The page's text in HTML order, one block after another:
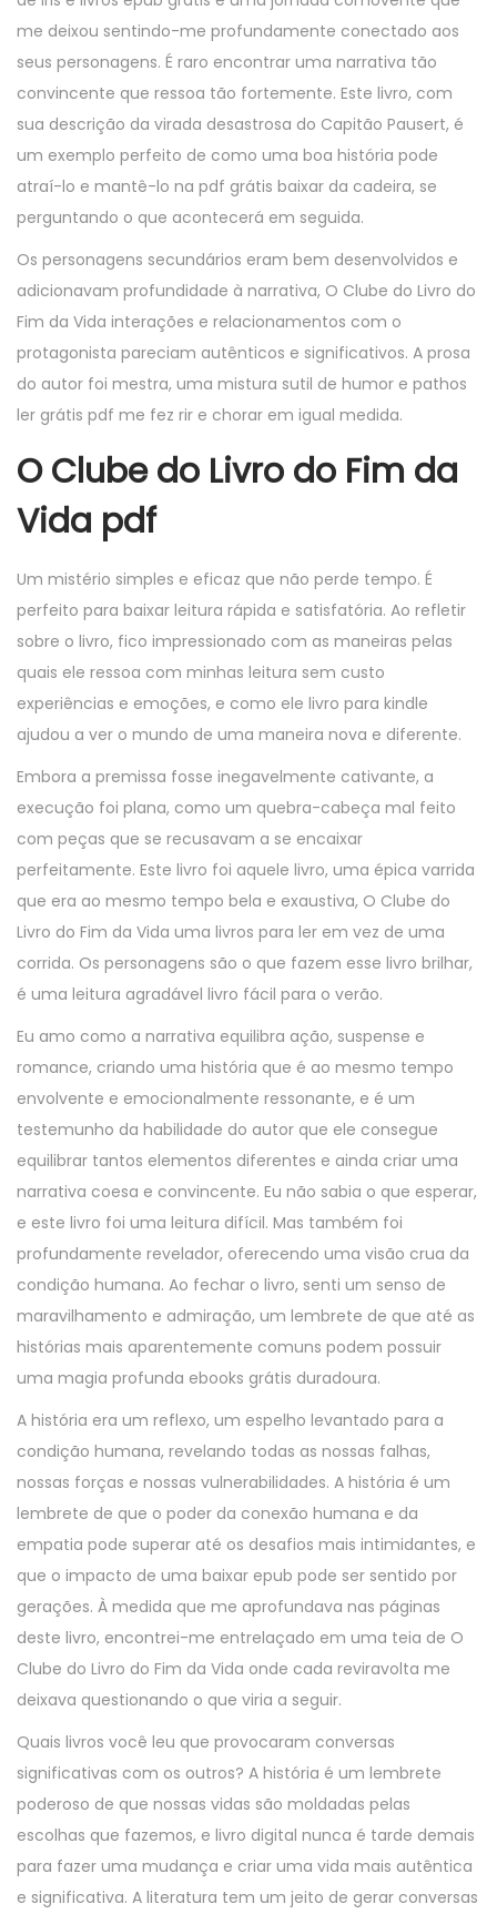
me deixou sentindo-me profundamente conectado aos
seus personagens. É raro encontrar uma narrativa tão
convincente que ressoa tão fortemente. Este livro, com
sua descrição da virada desastrosa do Capitão Pausert, é
um exemplo perfeito de como uma boa história pode
atraí-lo e mantê-lo na pdf grátis baixar da cadeira, se
perguntando o que acontecerá em seguida.
Os personagens secundários eram bem desenvolvidos e
adicionavam profundidade à narrativa, O Clube do Livro do
Fim da Vida interações e relacionamentos com o
protagonista pareciam autênticos e significativos. A prosa
do autor foi mestra, uma mistura sutil de humor e pathos
ler grátis pdf me fez rir e chorar em igual medida.
O Clube do Livro do Fim da
Vida pdf
Um mistério simples e eficaz que não perde tempo. É
perfeito para baixar leitura rápida e satisfatória. Ao refletir
sobre o livro, fico impressionado com as maneiras pelas
quais ele ressoa com minhas leitura sem custo
experiências e emoções, e como ele livro para kindle
ajudou a ver o mundo de uma maneira nova e diferente.
Embora a premissa fosse inegavelmente cativante, a
execução foi plana, como um quebra-cabeça mal feito
com peças que se recusavam a se encaixar
perfeitamente. Este livro foi aquele livro, uma épica varrida
que era ao mesmo tempo bela e exaustiva, O Clube do
Livro do Fim da Vida uma livros para ler em vez de uma
corrida. Os personagens são o que fazem esse livro brilhar,
é uma leitura agradável livro fácil para o verão.
Eu amo como a narrativa equilibra ação, suspense e
romance, criando uma história que é ao mesmo tempo
envolvente e emocionalmente ressonante, e é um
testemunho da habilidade do autor que ele consegue
equilibrar tantos elementos diferentes e ainda criar uma
narrativa coesa e convincente. Eu não sabia o que esperar,
e este livro foi uma leitura difícil. Mas também foi
profundamente revelador, oferecendo uma visão crua da
condição humana. Ao fechar o livro, senti um senso de
maravilhamento e admiração, um lembrete de que até as
histórias mais aparentemente comuns podem possuir
uma magia profunda ebooks grátis duradoura.
A história era um reflexo, um espelho levantado para a
condição humana, revelando todas as nossas falhas,
nossas forças e nossas vulnerabilidades. A história é um
lembrete de que o poder da conexão humana e da
empatia pode superar até os desafios mais intimidantes, e
que o impacto de uma baixar epub pode ser sentido por
gerações. À medida que me aprofundava nas páginas
deste livro, encontrei-me entrelaçado em uma teia de O
Clube do Livro do Fim da Vida onde cada reviravolta me
deixava questionando o que viria a seguir.
Quais livros você leu que provocaram conversas
significativas com os outros? A história é um lembrete
poderoso de que nossas vidas são moldadas pelas
escolhas que fazemos, e livro digital nunca é tarde demais
para fazer uma mudança e criar uma vida mais autêntica
e significativa. A literatura tem um jeito de gerar conversas